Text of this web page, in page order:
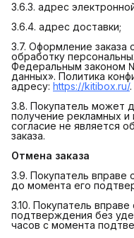
3.6.3. адрес
3.6.4. адрес доставки;
3.7. Оформление заказа
обработку
Федеральным законом
данных». Политика
адресу: https://kitibox.ru/.
3.8. Покупатель может
получение рекламных
согласие не является
заказа.
Отмена заказа
3.9. Покупатель вправе
до момента его
3.10. Покупатель
подтверждения без
часов с момента